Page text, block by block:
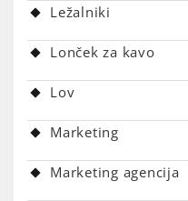
Ležalniki
Lonček za kavo
Lov
Marketing
Marketing agencija